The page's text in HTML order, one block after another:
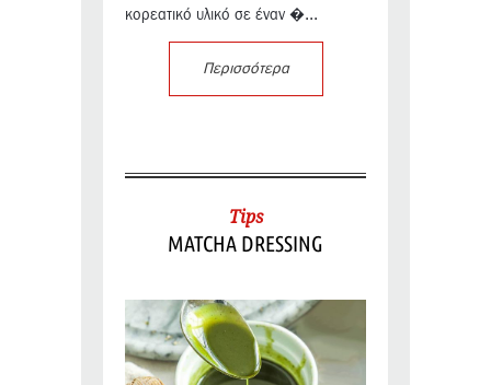
κορεατικό υλικό σε έναν �...
Περισσότερα
Tips
MATCHA DRESSING